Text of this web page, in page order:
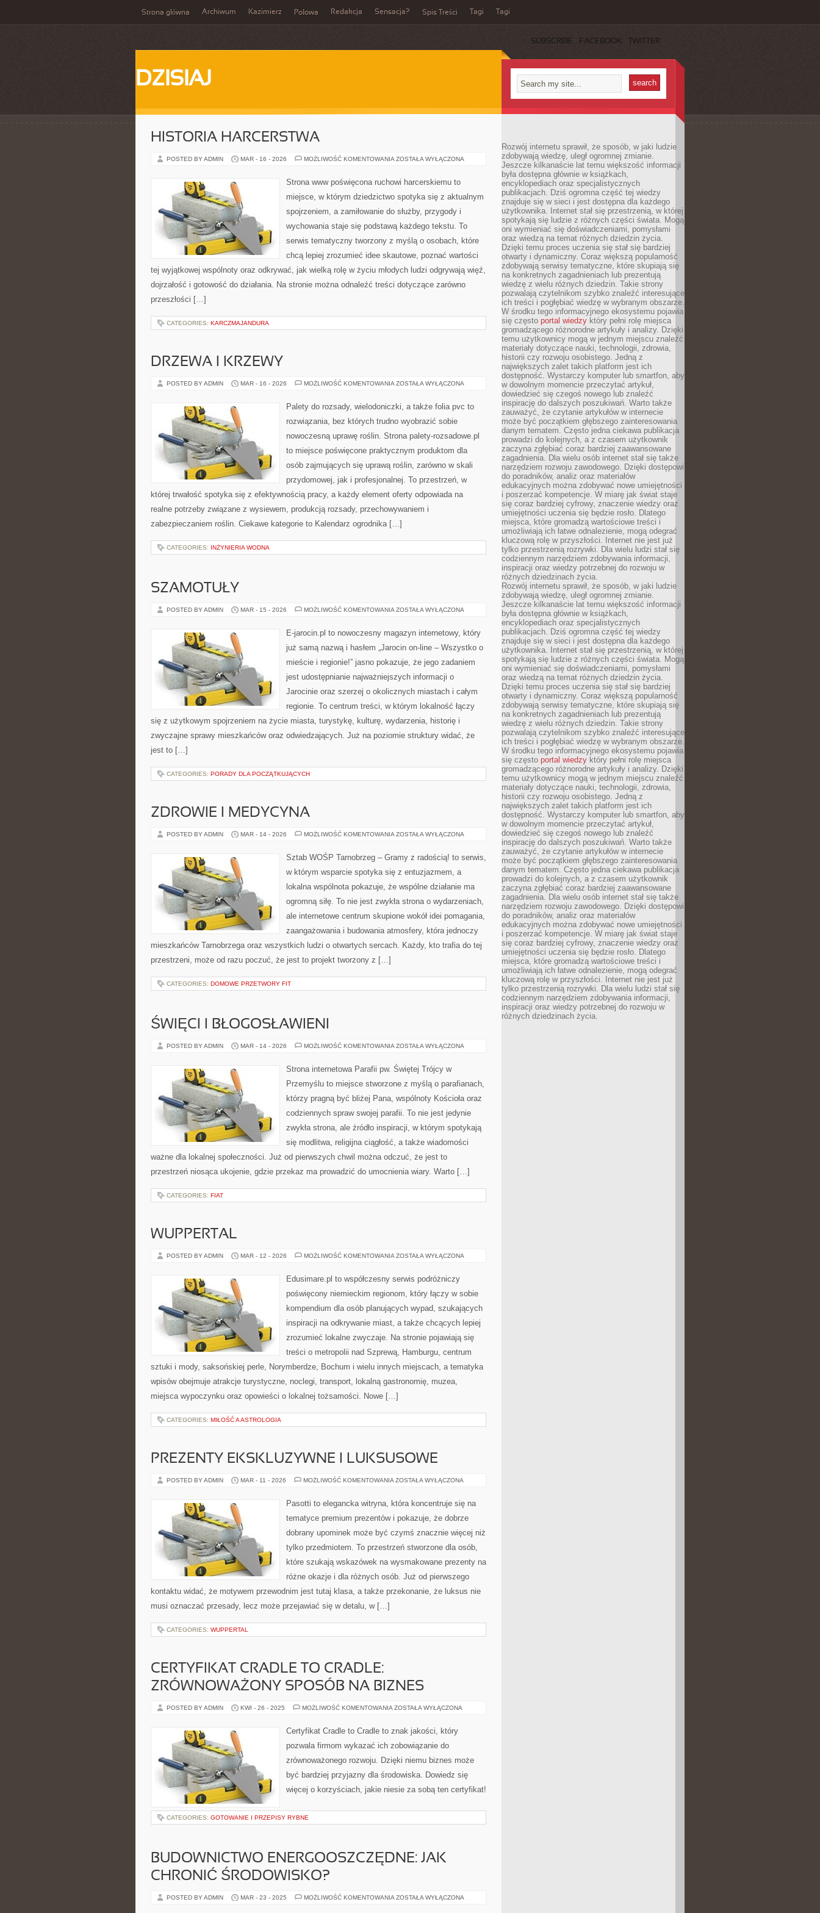
Strona główna Archiwum Kazimierz Połowa Redakcja Sensacja? Spis Treści Tagi Tagi
SUBSCRIBE FACEBOOK TWITTER
DZISIAJ
HISTORIA HARCERSTWA
POSTED BY ADMIN MAR - 16 - 2026 MOŻLIWOŚĆ KOMENTOWANIA HISTORIA
ZOSTAŁA WYŁĄCZONA
Strona www poświęcona ruchowi harcerskiemu to
miejsce, w którym dziedzictwo spotyka się z aktualnym
spojrzeniem, a zamiłowanie do służby, przygody i
wychowania staje się podstawą każdego tekstu. To
serwis tematyczny tworzony z myślą o osobach, które
chcą lepiej zrozumieć idee skautowe, poznać wartości
tej wyjątkowej wspólnoty oraz odkrywać, jak wielką rolę w życiu młodych ludzi odgrywają więź,
dojrzałość i gotowość do działania. Na stronie można odnaleźć treści dotyczące zarówno
przeszłości […]
CATEGORIES: KARCZMAJANDURA
DRZEWA I KRZEWY
POSTED BY ADMIN MAR - 16 - 2026 MOŻLIWOŚĆ KOMENTOWANIA DRZEWA
ZOSTAŁA WYŁĄCZONA
Palety do rozsady, wielodoniczki, a także folia pvc to
rozwiązania, bez których trudno wyobrazić sobie
nowoczesną uprawę roślin. Strona palety-rozsadowe.pl
to miejsce poświęcone praktycznym produktom dla
osób zajmujących się uprawą roślin, zarówno w skali
przydomowej, jak i profesjonalnej. To przestrzeń, w
której trwałość spotyka się z efektywnością pracy, a każdy element oferty odpowiada na
realne potrzeby związane z wysiewem, produkcją rozsady, przechowywaniem i
zabezpieczaniem roślin. Ciekawe kategorie to Kalendarz ogrodnika […]
CATEGORIES: INŻYNIERIA WODNA
SZAMOTUŁY
POSTED BY ADMIN MAR - 15 - 2026 MOŻLIWOŚĆ KOMENTOWANIA SZAMOTUŁY
ZOSTAŁA WYŁĄCZONA
E-jarocin.pl to nowoczesny magazyn internetowy, który
już samą nazwą i hasłem „Jarocin on-line – Wszystko o
mieście i regionie!” jasno pokazuje, że jego zadaniem
jest udostępnianie najważniejszych informacji o
Jarocinie oraz szerzej o okolicznych miastach i całym
regionie. To centrum treści, w którym lokalność łączy
się z użytkowym spojrzeniem na życie miasta, turystykę, kulturę, wydarzenia, historię i
zwyczajne sprawy mieszkańców oraz odwiedzających. Już na poziomie struktury widać, że
jest to […]
CATEGORIES: PORADY DLA POCZĄTKUJĄCYCH
ZDROWIE I MEDYCYNA
POSTED BY ADMIN MAR - 14 - 2026 MOŻLIWOŚĆ KOMENTOWANIA ZDROWIE
ZOSTAŁA WYŁĄCZONA
Sztab WOŚP Tarnobrzeg – Gramy z radością! to serwis,
w którym wsparcie spotyka się z entuzjazmem, a
lokalna wspólnota pokazuje, że wspólne działanie ma
ogromną siłę. To nie jest zwykła strona o wydarzeniach,
ale internetowe centrum skupione wokół idei pomagania,
zaangażowania i budowania atmosfery, która jednoczy
mieszkańców Tarnobrzega oraz wszystkich ludzi o otwartych sercach. Każdy, kto trafia do tej
przestrzeni, może od razu poczuć, że jest to projekt tworzony z […]
CATEGORIES: DOMOWE PRZETWORY FIT
ŚWIĘCI I BŁOGOSŁAWIENI
POSTED BY ADMIN MAR - 14 - 2026 MOŻLIWOŚĆ KOMENTOWANIA ŚWIĘCI
ZOSTAŁA WYŁĄCZONA
Strona internetowa Parafii pw. Świętej Trójcy w
Przemyślu to miejsce stworzone z myślą o parafianach,
którzy pragną być bliżej Pana, wspólnoty Kościoła oraz
codziennych spraw swojej parafii. To nie jest jedynie
zwykła strona, ale źródło inspiracji, w którym spotykają
się modlitwa, religijna ciągłość, a także wiadomości
ważne dla lokalnej społeczności. Już od pierwszych chwil można odczuć, że jest to
przestrzeń niosąca ukojenie, gdzie przekaz ma prowadzić do umocnienia wiary. Warto […]
CATEGORIES: FIAT
WUPPERTAL
POSTED BY ADMIN MAR - 12 - 2026 MOŻLIWOŚĆ KOMENTOWANIA WUPPERTAL
ZOSTAŁA WYŁĄCZONA
Edusimare.pl to współczesny serwis podróżniczy
poświęcony niemieckim regionom, który łączy w sobie
kompendium dla osób planujących wypad, szukających
inspiracji na odkrywanie miast, a także chcących lepiej
zrozumieć lokalne zwyczaje. Na stronie pojawiają się
treści o metropolii nad Szprewą, Hamburgu, centrum
sztuki i mody, saksońskiej perle, Norymberdze, Bochum i wielu innych miejscach, a tematyka
wpisów obejmuje atrakcje turystyczne, noclegi, transport, lokalną gastronomię, muzea,
miejsca wypoczynku oraz opowieści o lokalnej tożsamości. Nowe […]
CATEGORIES: MIŁOŚĆ A ASTROLOGIA
PREZENTY EKSKLUZYWNE I LUKSUSOWE
POSTED BY ADMIN MAR - 11 - 2026 MOŻLIWOŚĆ KOMENTOWANIA PREZENTY
LUKSUSOWE
ZOSTAŁA WYŁĄCZONA
Pasotti to elegancka witryna, która koncentruje się na
tematyce premium prezentów i pokazuje, że dobrze
dobrany upominek może być czymś znacznie więcej niż
tylko przedmiotem. To przestrzeń stworzone dla osób,
które szukają wskazówek na wysmakowane prezenty na
różne okazje i dla różnych osób. Już od pierwszego
kontaktu widać, że motywem przewodnim jest tutaj klasa, a także przekonanie, że luksus nie
musi oznaczać przesady, lecz może przejawiać się w detalu, w […]
CATEGORIES: WUPPERTAL
CERTYFIKAT CRADLE TO CRADLE:
ZRÓWNOWAŻONY SPOSÓB NA BIZNES
POSTED BY ADMIN KWI - 26 - 2025 MOŻLIWOŚĆ KOMENTOWANIA CERTYFIKAT
CRADLE:
ZRÓWNOWAŻONY
NA
ZOSTAŁA WYŁĄCZONA
Certyfikat Cradle to Cradle to znak jakości, który
pozwala firmom wykazać ich zobowiązanie do
zrównoważonego rozwoju. Dzięki niemu biznes może
być bardziej przyjazny dla środowiska. Dowiedz się
więcej o korzyściach, jakie niesie za sobą ten certyfikat!
CATEGORIES: GOTOWANIE I PRZEPISY RYBNE
BUDOWNICTWO ENERGOOSZCZĘDNE: JAK
CHRONIĆ ŚRODOWISKO?
POSTED BY ADMIN MAR - 23 - 2025 MOŻLIWOŚĆ KOMENTOWANIA BUDOWNICTWO
ZOSTAŁA WYŁĄCZONA
Rozwój internetu sprawił, że sposób, w jaki ludzie
zdobywają wiedzę, uległ ogromnej zmianie.
Jeszcze kilkanaście lat temu większość informacji
była dostępna głównie w książkach,
encyklopediach oraz specjalistycznych
publikacjach. Dziś ogromna część tej wiedzy
znajduje się w sieci i jest dostępna dla każdego
użytkownika. Internet stał się przestrzenią, w której
spotykają się ludzie z różnych części świata. Mogą
oni wymieniać się doświadczeniami, pomysłami
oraz wiedzą na temat różnych dziedzin życia.
Dzięki temu proces uczenia się stał się bardziej
otwarty i dynamiczny. Coraz większą popularność
zdobywają serwisy tematyczne, które skupiają się
na konkretnych zagadnieniach lub prezentują
wiedzę z wielu różnych dziedzin. Takie strony
pozwalają czytelnikom szybko znaleźć interesujące
ich treści i pogłębiać wiedzę w wybranym obszarze.
W środku tego informacyjnego ekosystemu pojawia
się często portal wiedzy który pełni rolę miejsca
gromadzącego różnorodne artykuły i analizy. Dzięki
temu użytkownicy mogą w jednym miejscu znaleźć
materiały dotyczące nauki, technologii, zdrowia,
historii czy rozwoju osobistego. Jedną z
największych zalet takich platform jest ich
dostępność. Wystarczy komputer lub smartfon, aby
w dowolnym momencie przeczytać artykuł,
dowiedzieć się czegoś nowego lub znaleźć
inspirację do dalszych poszukiwań. Warto także
zauważyć, że czytanie artykułów w internecie
może być początkiem głębszego zainteresowania
danym tematem. Często jedna ciekawa publikacja
prowadzi do kolejnych, a z czasem użytkownik
zaczyna zgłębiać coraz bardziej zaawansowane
zagadnienia. Dla wielu osób internet stał się także
narzędziem rozwoju zawodowego. Dzięki dostępowi
do poradników, analiz oraz materiałów
edukacyjnych można zdobywać nowe umiejętności
i poszerzać kompetencje. W miarę jak świat staje
się coraz bardziej cyfrowy, znaczenie wiedzy oraz
umiejętności uczenia się będzie rosło. Dlatego
miejsca, które gromadzą wartościowe treści i
umożliwiają ich łatwe odnalezienie, mogą odegrać
kluczową rolę w przyszłości. Internet nie jest już
tylko przestrzenią rozrywki. Dla wielu ludzi stał się
codziennym narzędziem zdobywania informacji,
inspiracji oraz wiedzy potrzebnej do rozwoju w
różnych dziedzinach życia.
Rozwój internetu sprawił, że sposób, w jaki ludzie
zdobywają wiedzę, uległ ogromnej zmianie.
Jeszcze kilkanaście lat temu większość informacji
była dostępna głównie w książkach,
encyklopediach oraz specjalistycznych
publikacjach. Dziś ogromna część tej wiedzy
znajduje się w sieci i jest dostępna dla każdego
użytkownika. Internet stał się przestrzenią, w której
spotykają się ludzie z różnych części świata. Mogą
oni wymieniać się doświadczeniami, pomysłami
oraz wiedzą na temat różnych dziedzin życia.
Dzięki temu proces uczenia się stał się bardziej
otwarty i dynamiczny. Coraz większą popularność
zdobywają serwisy tematyczne, które skupiają się
na konkretnych zagadnieniach lub prezentują
wiedzę z wielu różnych dziedzin. Takie strony
pozwalają czytelnikom szybko znaleźć interesujące
ich treści i pogłębiać wiedzę w wybranym obszarze.
W środku tego informacyjnego ekosystemu pojawia
się często portal wiedzy który pełni rolę miejsca
gromadzącego różnorodne artykuły i analizy. Dzięki
temu użytkownicy mogą w jednym miejscu znaleźć
materiały dotyczące nauki, technologii, zdrowia,
historii czy rozwoju osobistego. Jedną z
największych zalet takich platform jest ich
dostępność. Wystarczy komputer lub smartfon, aby
w dowolnym momencie przeczytać artykuł,
dowiedzieć się czegoś nowego lub znaleźć
inspirację do dalszych poszukiwań. Warto także
zauważyć, że czytanie artykułów w internecie
może być początkiem głębszego zainteresowania
danym tematem. Często jedna ciekawa publikacja
prowadzi do kolejnych, a z czasem użytkownik
zaczyna zgłębiać coraz bardziej zaawansowane
zagadnienia. Dla wielu osób internet stał się także
narzędziem rozwoju zawodowego. Dzięki dostępowi
do poradników, analiz oraz materiałów
edukacyjnych można zdobywać nowe umiejętności
i poszerzać kompetencje. W miarę jak świat staje
się coraz bardziej cyfrowy, znaczenie wiedzy oraz
umiejętności uczenia się będzie rosło. Dlatego
miejsca, które gromadzą wartościowe treści i
umożliwiają ich łatwe odnalezienie, mogą odegrać
kluczową rolę w przyszłości. Internet nie jest już
tylko przestrzenią rozrywki. Dla wielu ludzi stał się
codziennym narzędziem zdobywania informacji,
inspiracji oraz wiedzy potrzebnej do rozwoju w
różnych dziedzinach życia.